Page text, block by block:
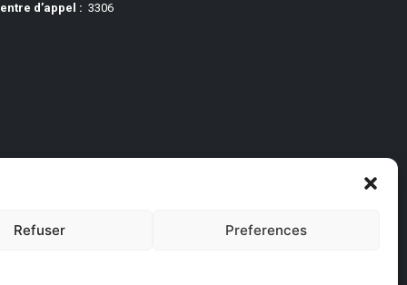
Refuser Preferences
d’appel : 3306